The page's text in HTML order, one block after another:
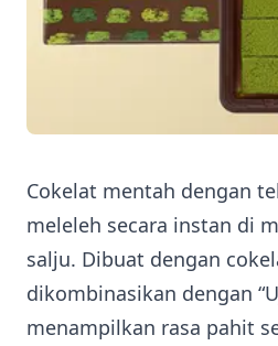
Cokelat mentah dengan
meleleh secara instan di
salju. Dibuat dengan
dikombinasikan dengan
menampilkan rasa pahit